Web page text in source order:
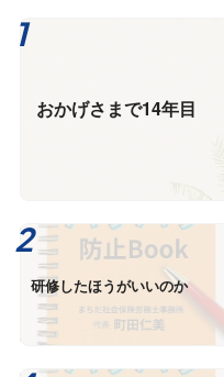
おかげさまで14年目
研修したほうがいいのか